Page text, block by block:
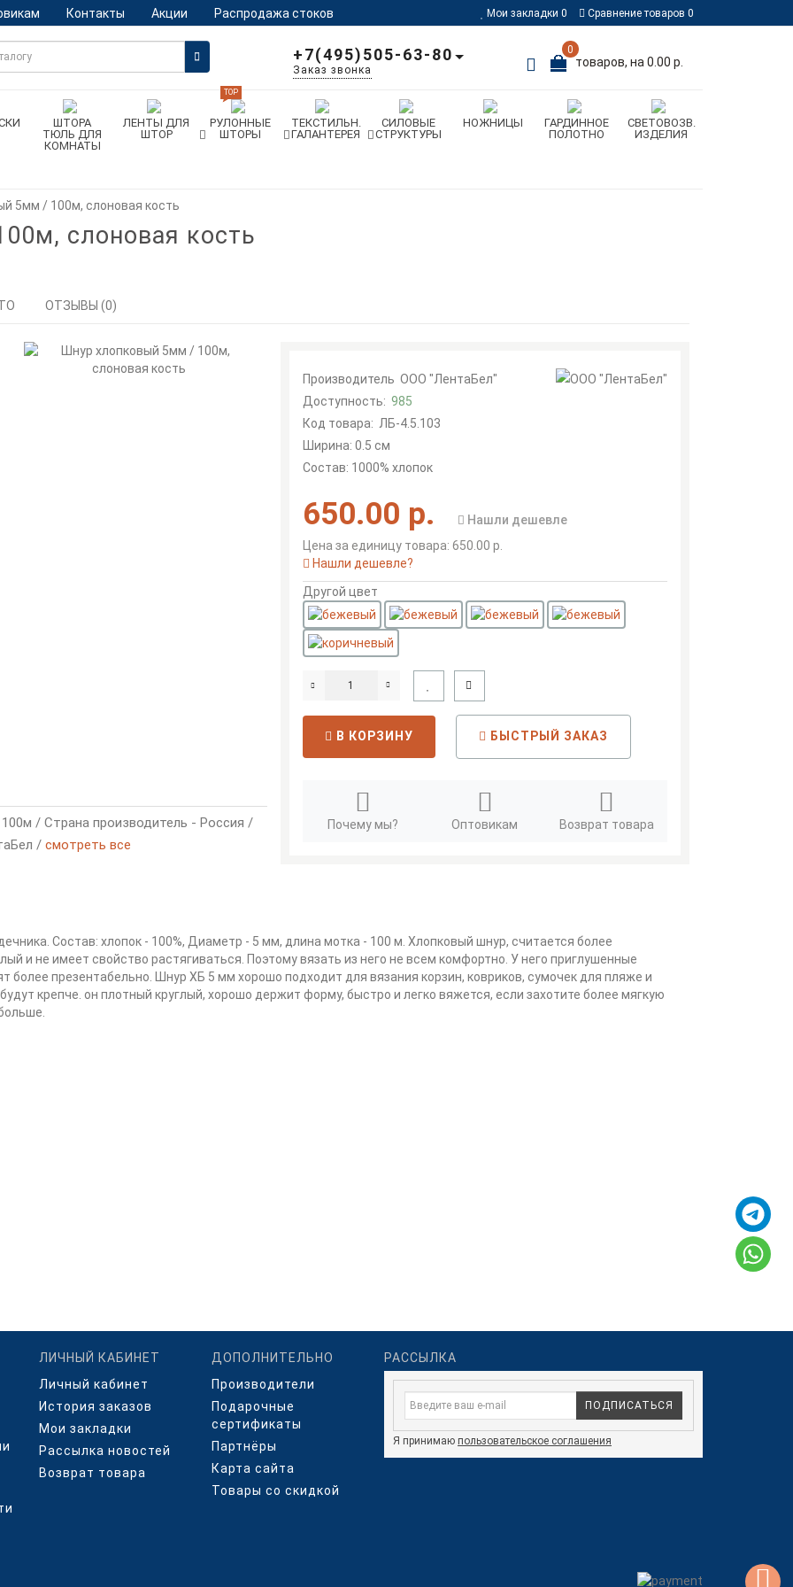
Контакты Акции Распродажа стоков Мои закладки 0 Сравнение товаров 0
0
товаров, на 0.00 р.
+7(495)505-63-80
Заказ звонка
ШТОРА
ТЮЛЬ ДЛЯ
КОМНАТЫ
ЛЕНТЫ ДЛЯ
ШТОР
РУЛОННЫЕ
ШТОРЫ
TOP
ТЕКСТИЛЬН.
ГАЛАНТЕРЕЯ
СИЛОВЫЕ
СТРУКТУРЫ
НОЖНИЦЫ
ГАРДИННОЕ
ПОЛОТНО
СВЕТОВОЗВ.
ИЗДЕЛИЯ
5мм / 100м, слоновая кость
слоновая кость
ОТЗЫВЫ (0)
/ Страна производитель - Россия /
/ смотреть все
Производитель ООО "ЛентаБел"
Доступность: 985
Код товара: ЛБ-4.5.103
Ширина: 0.5 см
Состав: 1000% хлопок
650.00 р.
Нашли дешевле
Цена за единицу товара: 650.00 р.
Нашли дешевле?
Другой цвет
В КОРЗИНУ БЫСТРЫЙ ЗАКАЗ
Почему мы? Оптовикам Возврат товара
Состав: хлопок - 100%, Диаметр - 5 мм, длина мотка - 100 м. Хлопковый шнур, считается более
и не имеет свойство растягиваться. Поэтому вязать из него не всем комфортно. У него приглушенные
более презентабельно. Шнур ХБ 5 мм хорошо подходит для вязания корзин, ковриков, сумочек для пляже и
крепче. он плотный круглый, хорошо держит форму, быстро и легко вяжется, если захотите более мягкую
ЛИЧНЫЙ КАБИНЕТ
Личный кабинет
История заказов
Мои закладки
Рассылка новостей
Возврат товара
ДОПОЛНИТЕЛЬНО
Производители
Подарочные
сертификаты
Партнёры
Карта сайта
Товары со скидкой
РАССЫЛКА
ПОДПИСАТЬСЯ
Я принимаю пользовательское соглашения